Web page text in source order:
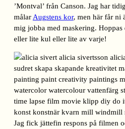
’Montval’ från Canson. Jag har
målar Augstens kor, men här får ni
mig jobba med maskering.
eller lite kul eller lite av varje!
Jag fick jättefin respons på filmen